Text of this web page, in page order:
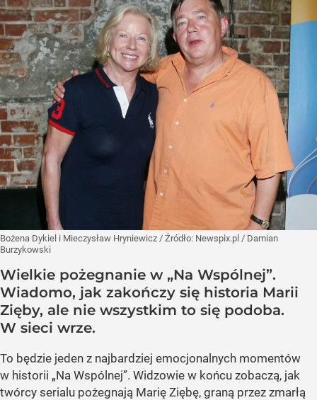
Bożena Dykiel i Mieczysław Hryniewicz / Źródło: Newspix.pl / Damian
Burzykowski
Wielkie pożegnanie w „Na Wspólnej”.
Wiadomo, jak zakończy się historia Marii
Zięby, ale nie wszystkim to się podoba.
W sieci wrze.
To będzie jeden z najbardziej emocjonalnych momentów
w historii „Na Wspólnej”. Widzowie w końcu zobaczą, jak
twórcy serialu pożegnają Marię Ziębę, graną przez zmarłą